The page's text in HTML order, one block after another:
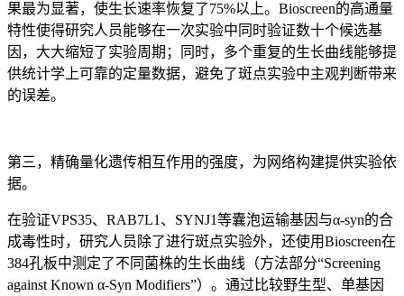
果最为显著，使生长速率恢复了75%以上。Bioscreen的高通量
特性使得研究人员能够在一次实验中同时验证数十个候选基
因，大大缩短了实验周期；同时，多个重复的生长曲线能够提
供统计学上可靠的定量数据，避免了斑点实验中主观判断带来
的误差。
第三，精确量化遗传相互作用的强度，为网络构建提供实验依
据。
在验证VPS35、RAB7L1、SYNJ1等囊泡运输基因与α-syn的合
成毒性时，研究人员除了进行斑点实验外，还使用Bioscreen在
384孔板中测定了不同菌株的生长曲线（方法部分“Screening
against Known α-Syn Modifiers”）。通过比较野生型、单基因